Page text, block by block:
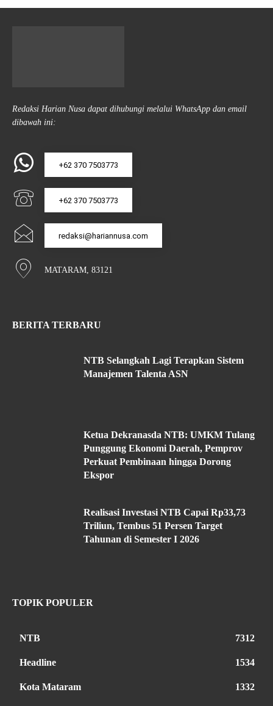
Redaksi Harian Nusa dapat dihubungi melalui WhatsApp dan email
dibawah ini:
+62 370 7503773
+62 370 7503773
redaksi@hariannusa.com
MATARAM, 83121
BERITA TERBARU
NTB Selangkah Lagi Terapkan Sistem
Manajemen Talenta ASN
Ketua Dekranasda NTB: UMKM Tulang
Punggung Ekonomi Daerah, Pemprov
Perkuat Pembinaan hingga Dorong
Ekspor
Realisasi Investasi NTB Capai Rp33,73
Triliun, Tembus 51 Persen Target
Tahunan di Semester I 2026
TOPIK POPULER
NTB 7312
Headline 1534
Kota Mataram 1332